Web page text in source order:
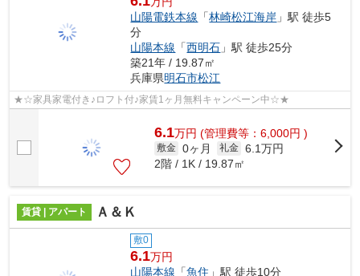
山陽電鉄本線 「林崎松江海岸 」駅 徒歩5
分
山陽本線 「西明石 」駅 徒歩25分
築21年 / 19.87㎡
兵庫県明石市松江
★☆家具家電付き♪ロフト付♪家賃1ヶ月無料キャンペーン中☆★
6.1万円 (管理費等：6,000円 )
敷金 0ヶ月 礼金 6.1万円
2階 / 1K / 19.87㎡
賃貸 | アパート Ａ＆Ｋ
敷0
6.1万円
山陽本線 「魚住 」駅 徒歩10分